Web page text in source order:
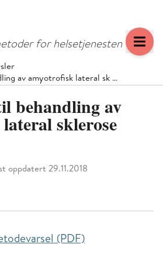
for helsetjenesten
av amyotrofisk lateral sk …
behandling av
sklerose
oppdatert 29.11.2018
(PDF)